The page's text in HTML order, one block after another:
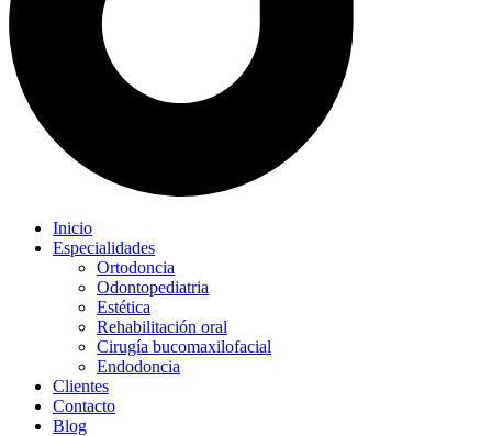
Inicio
Especialidades
Ortodoncia
Odontopediatria
Estética
Rehabilitación oral
Cirugía bucomaxilofacial
Endodoncia
Clientes
Contacto
Blog